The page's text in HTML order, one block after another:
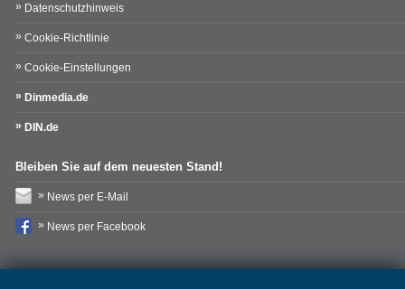
Datenschutzhinweis
Cookie-Richtlinie
Cookie-Einstellungen
Dinmedia.de
DIN.de
Bleiben Sie auf dem neuesten Stand!
News per E-Mail
News per Facebook